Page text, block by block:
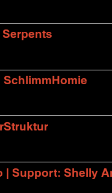
| Support: Shelly